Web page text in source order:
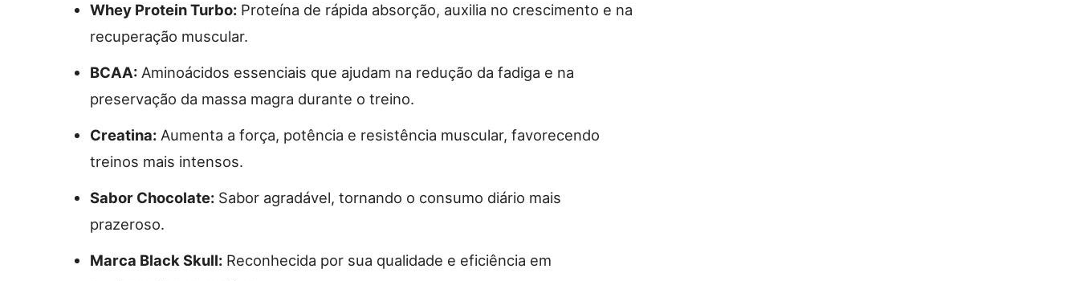
Whey Protein Turbo: Proteína de rápida absorção, auxilia no crescimento e na
recuperação muscular.
BCAA: Aminoácidos essenciais que ajudam na redução da fadiga e na
preservação da massa magra durante o treino.
Creatina: Aumenta a força, potência e resistência muscular, favorecendo
treinos mais intensos.
Sabor Chocolate: Sabor agradável, tornando o consumo diário mais
prazeroso.
Marca Black Skull: Reconhecida por sua qualidade e eficiência em